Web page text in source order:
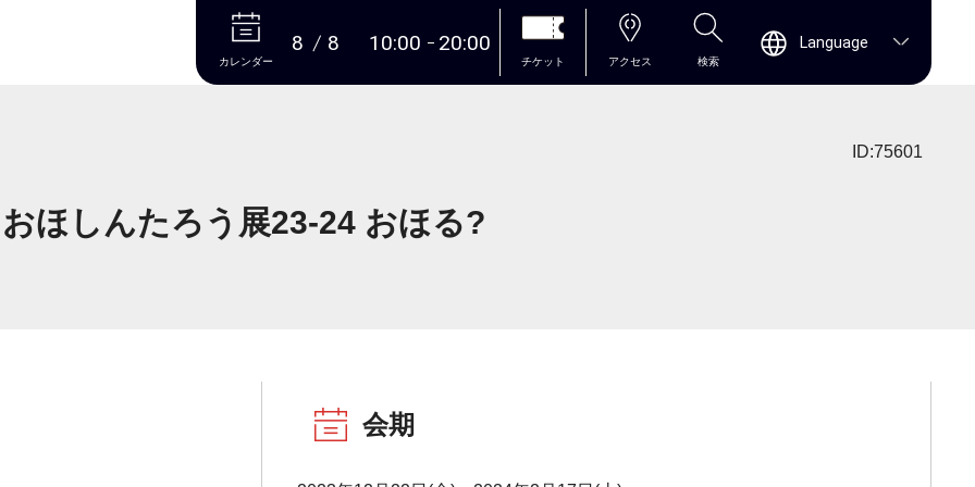
本文へ
カレンダー
8 8 10:00 20:00
チケット アクセス 検索
Language
ID:75601
おほしんたろう展23-24 おほる?
会期